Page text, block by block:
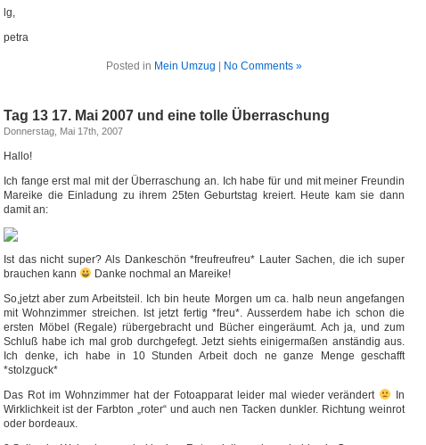
lg,
petra
Posted in Mein Umzug No Comments »
Tag 13 17. Mai 2007 und eine tolle Überraschung
Donnerstag, Mai 17th, 2007
Hallo!
Ich fange erst mal mit der Überraschung an. Ich habe für und mit meiner Freundin
Mareike die Einladung zu ihrem 25ten Geburtstag kreiert. Heute kam sie dann
damit an:
Ist das nicht super? Als Dankeschön *freufreufreu* Lauter Sachen, die ich super
brauchen kann
Danke nochmal an Mareike!
So,jetzt aber zum Arbeitsteil. Ich bin heute Morgen um ca. halb neun angefangen
mit Wohnzimmer streichen. Ist jetzt fertig *freu*. Ausserdem habe ich schon die
ersten Möbel (Regale) rübergebracht und Bücher eingeräumt. Ach ja, und zum
Schluß habe ich mal grob durchgefegt. Jetzt siehts einigermaßen anständig aus.
Ich denke, ich habe in 10 Stunden Arbeit doch ne ganze Menge geschafft
*stolzguck*
Das Rot im Wohnzimmer hat der Fotoapparat leider mal wieder verändert
In
Wirklichkeit ist der Farbton „roter“ und auch nen Tacken dunkler. Richtung weinrot
oder bordeaux.